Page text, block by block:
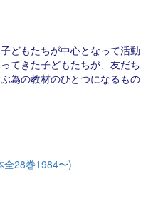
どもたちが中心となって活動
てきた子どもたちが、友だち
為の教材のひとつになるもの
28巻1984〜)